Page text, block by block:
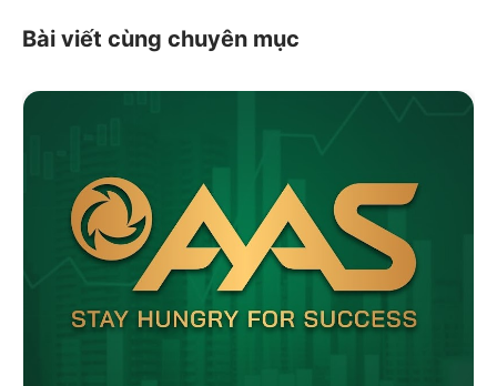
Bài viết cùng chuyên mục